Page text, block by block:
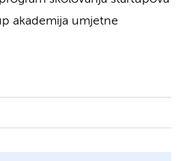
akademija umjetne